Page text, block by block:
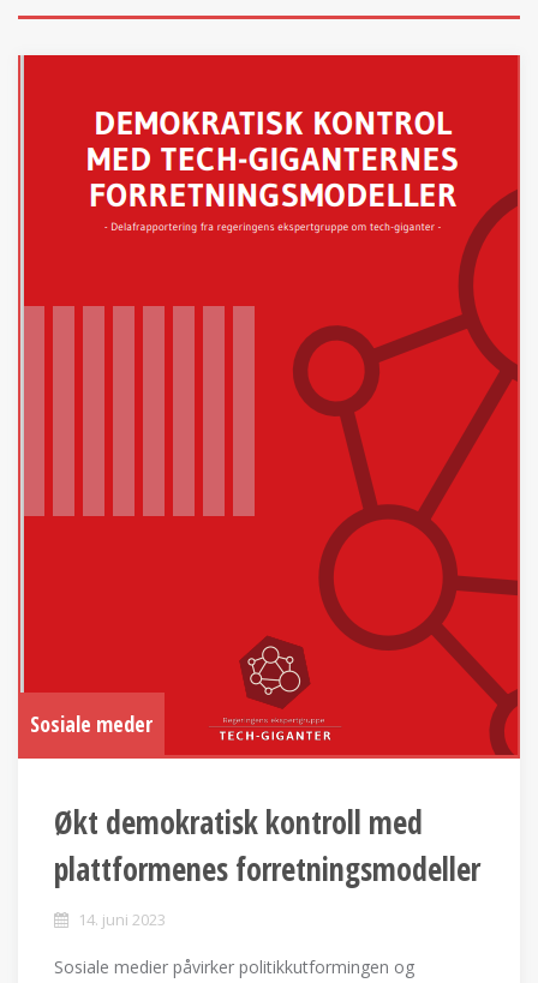
Sosiale meder
Økt demokratisk kontroll med
plattformenes forretningsmodeller
14. juni 2023
Sosiale medier påvirker politikkutformingen og